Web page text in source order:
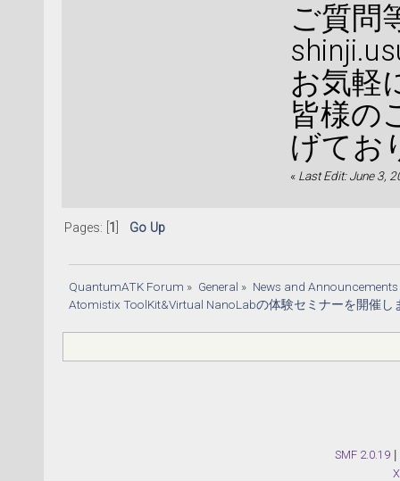
ご質問
お気軽
皆様の
げてお
« Last Edit: June 3,
Pages: [ 1 Go Up
QuantumATK Forum » General » News and Announcements
Atomistix ToolKit&Virtual NanoLabの体験セミナーを開催
SMF 2.0.19